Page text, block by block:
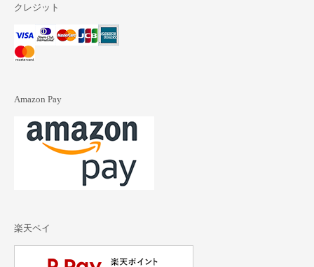
クレジット
Amazon Pay
楽天ペイ